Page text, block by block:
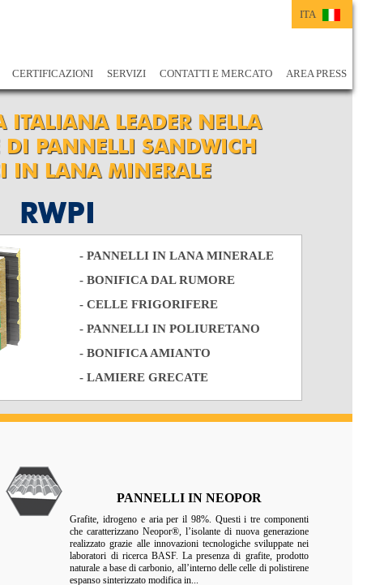
ITA
ENG
CERTIFICAZIONI SERVIZI CONTATTI E MERCATO AREA PRESS
ITALIANA LEADER NELLA
PANNELLI SANDWICH
IN LANA MINERALE
RWPI
- PANNELLI IN LANA MINERALE
- BONIFICA DAL RUMORE
- CELLE FRIGORIFERE
- PANNELLI IN POLIURETANO
- BONIFICA AMIANTO
- LAMIERE GRECATE
PANNELLI IN NEOPOR
Grafite, idrogeno e aria per il 98%. Questi i tre componenti
che caratterizzano Neopor®, l’isolante di nuova generazione
realizzato grazie alle innovazioni tecnologiche sviluppate nei
laboratori di ricerca BASF. La presenza di grafite, prodotto
naturale a base di carbonio, all’interno delle celle di polistirene
espanso sinterizzato modifica in...